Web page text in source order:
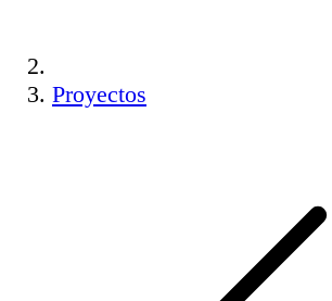
Proyectos